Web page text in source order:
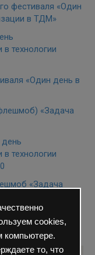
cookies,
компьютере.
то, что
фестиваля «Один
в ТДМ»
в технологии
«Один день в
«Задача
в технологии
«Задача